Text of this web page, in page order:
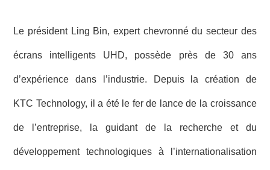
Le président Ling Bin, expert chevronné du secteur des
écrans intelligents UHD, possède près de 30 ans
d’expérience dans l’industrie. Depuis la création de
KTC Technology, il a été le fer de lance de la croissance
de l’entreprise, la guidant de la recherche et du
développement technologiques à l’internationalisation